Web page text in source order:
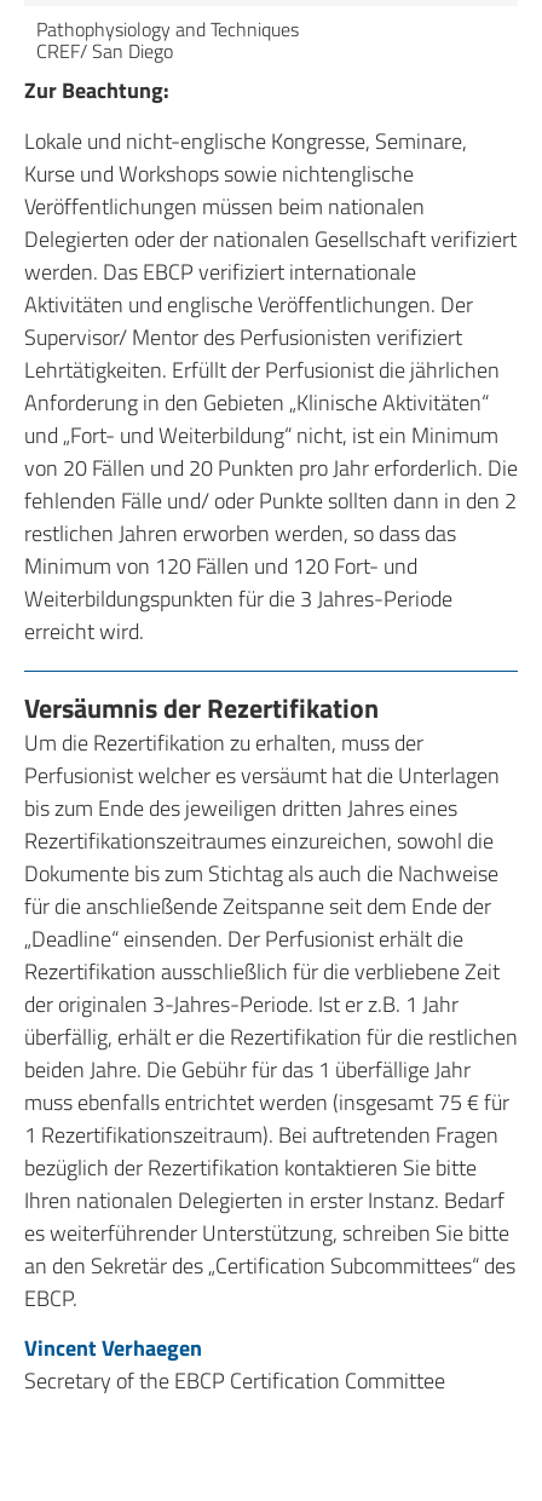
Pathophysiology and Techniques
CREF/ San Diego
Zur Beachtung:
Lokale und nicht-englische Kongresse, Seminare,
Kurse und Workshops sowie nichtenglische
Veröffentlichungen müssen beim nationalen
Delegierten oder der nationalen Gesellschaft verifiziert
werden. Das EBCP verifiziert internationale
Aktivitäten und englische Veröffentlichungen. Der
Supervisor/ Mentor des Perfusionisten verifiziert
Lehrtätigkeiten. Erfüllt der Perfusionist die jährlichen
Anforderung in den Gebieten „Klinische Aktivitäten“
und „Fort- und Weiterbildung“ nicht, ist ein Minimum
von 20 Fällen und 20 Punkten pro Jahr erforderlich. Die
fehlenden Fälle und/ oder Punkte sollten dann in den 2
restlichen Jahren erworben werden, so dass das
Minimum von 120 Fällen und 120 Fort- und
Weiterbildungspunkten für die 3 Jahres-Periode
erreicht wird.
Versäumnis der Rezertifikation
Um die Rezertifikation zu erhalten, muss der
Perfusionist welcher es versäumt hat die Unterlagen
bis zum Ende des jeweiligen dritten Jahres eines
Rezertifikationszeitraumes einzureichen, sowohl die
Dokumente bis zum Stichtag als auch die Nachweise
für die anschließende Zeitspanne seit dem Ende der
„Deadline“ einsenden. Der Perfusionist erhält die
Rezertifikation ausschließlich für die verbliebene Zeit
der originalen 3-Jahres-Periode. Ist er z.B. 1 Jahr
überfällig, erhält er die Rezertifikation für die restlichen
beiden Jahre. Die Gebühr für das 1 überfällige Jahr
muss ebenfalls entrichtet werden (insgesamt 75 € für
1 Rezertifikationszeitraum). Bei auftretenden Fragen
bezüglich der Rezertifikation kontaktieren Sie bitte
Ihren nationalen Delegierten in erster Instanz. Bedarf
es weiterführender Unterstützung, schreiben Sie bitte
an den Sekretär des „Certification Subcommittees“ des
EBCP.
Vincent Verhaegen
Secretary of the EBCP Certification Committee